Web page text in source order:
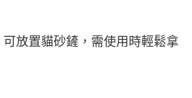
可放置貓砂鏟，需使用時輕鬆拿